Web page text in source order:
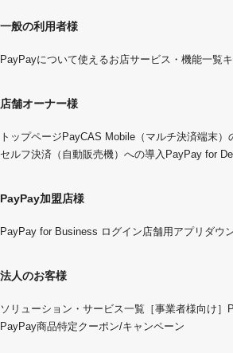
一般の利用者様
PayPayについて使えるお店サービス・機能一覧
店舗オーナー様
トップページ PayCAS Mobile（マルチ決済端末）
セルフ決済（自動販売機）への導入 PayPay for
PayPay加盟店様
PayPay for Business ログイン 店舗用アプリダウ
法人のお客様
ソリューション・サービス一覧 ［事業者様向け
PayPay商品特定クーポン/キャンペーン